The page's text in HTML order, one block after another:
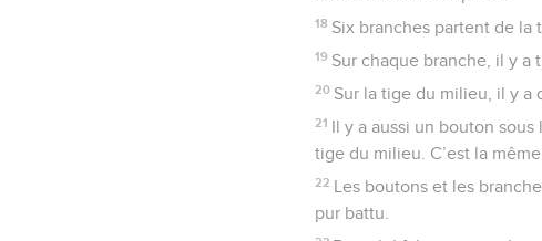
18 Six branches partent de la
19 Sur chaque branche, il y a
20 Sur la tige du milieu, il y a
21 Il y a aussi un bouton
tige du milieu. C’est la
22 Les boutons et les
pur battu.